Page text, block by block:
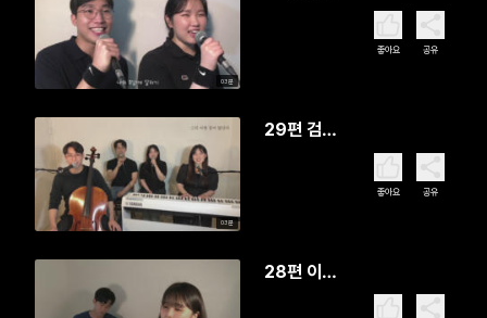
03분
좋아요 공유
03분
29편 검으
좋아요 공유
28편 이제